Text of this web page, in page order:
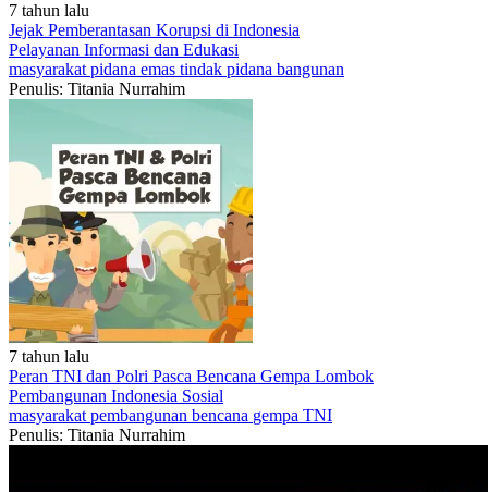
7 tahun lalu
Jejak Pemberantasan Korupsi di Indonesia
Pelayanan Informasi dan Edukasi
masyarakat pidana emas tindak pidana bangunan
Penulis: Titania Nurrahim
7 tahun lalu
Peran TNI dan Polri Pasca Bencana Gempa Lombok
Pembangunan Indonesia Sosial
masyarakat pembangunan bencana gempa TNI
Penulis: Titania Nurrahim